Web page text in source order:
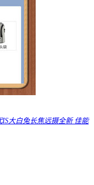
IS大白兔长焦远摄全新 佳能